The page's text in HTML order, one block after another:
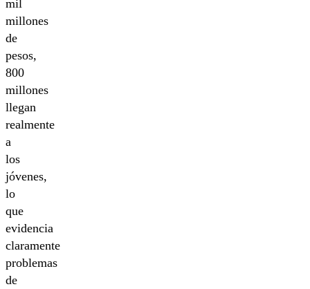
mil
millones
de
pesos,
800
millones
llegan
realmente
a
los
jóvenes,
lo
que
evidencia
claramente
problemas
de